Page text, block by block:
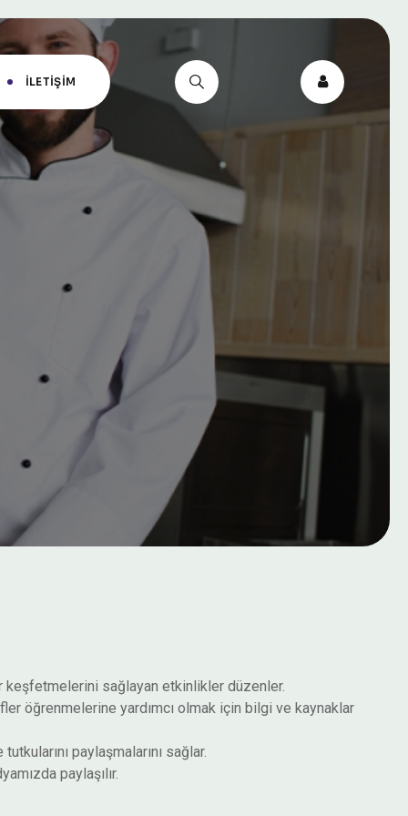
İLETIŞIM
keşfetmelerini sağlayan etkinlikler düzenler.
öğrenmelerine yardımcı olmak için bilgi ve kaynaklar
paylaşmalarını sağlar.
paylaşılır.